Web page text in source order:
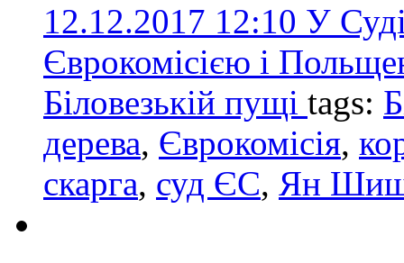
12.12.2017 12:10 У
Єврокомісією і
Біловезькій пущі tags:
дерева, Єврокомісія,
скарга, суд ЄС, Ян